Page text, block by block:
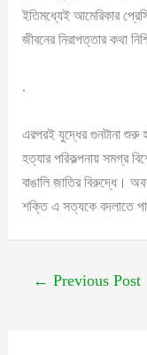
ইতিমধ্যেই আমেরিকার
জীবনের নিরাপত্তার কথা
.
এরপরই যুদ্ধের গুনটানা শুরু
হত্যার পরিকল্পনায় সমগ্র
বাঙালি জাতির বিরুদ্ধে।
শক্তি এ সত্যকে বদলাতে
← Previous Post